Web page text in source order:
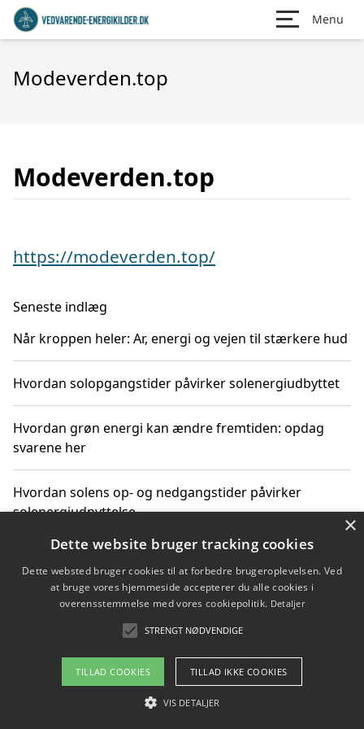
Menu
Modeverden.top
Modeverden.top
https://modeverden.top/
Seneste indlæg
Når kroppen heler: Ar, energi og vejen til stærkere hud
Hvordan solopgangstider påvirker solenergiudbyttet
Hvordan grøn energi kan ændre fremtiden: opdag
svarene her
Hvordan solens op- og nedgangstider påvirker
solenergiudnyttelse
Hvordan du får svar på energispørgsmål om
vedvarende energikilder
Om / kontakt
Blog Betingelser
×
Dette website bruger tracking cookies
Dette websted bruger cookies til at forbedre brugeroplevelsen. Ved
at bruge vores hjemmeside accepterer du alle cookies i
overensstemmelse med vores cookiepolitik. Detaljer
STRENGT NØDVENDIGE
TILLAD COOKIES TILLAD IKKE COOKIES
VIS DETALJER